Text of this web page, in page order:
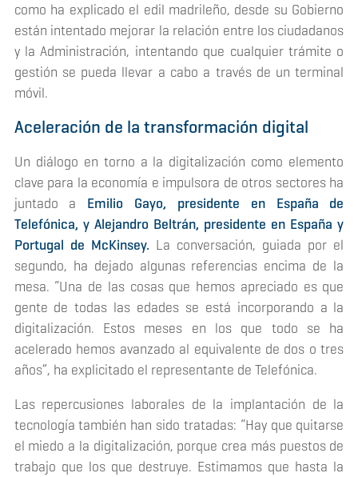
como ha explicado el edil madrileño, desde su Gobierno
están intentado mejorar la relación entre los ciudadanos
y la Administración, intentando que cualquier trámite o
gestión se pueda llevar a cabo a través de un terminal
móvil.
Aceleración de la transformación digital
Un diálogo en torno a la digitalización como elemento
clave para la economía e impulsora de otros sectores ha
juntado a Emilio Gayo, presidente en España de
Telefónica, y Alejandro Beltrán, presidente en España y
Portugal de McKinsey. La conversación, guiada por el
segundo, ha dejado algunas referencias encima de la
mesa. “Una de las cosas que hemos apreciado es que
gente de todas las edades se está incorporando a la
digitalización. Estos meses en los que todo se ha
acelerado hemos avanzado al equivalente de dos o tres
años”, ha explicitado el representante de Telefónica.
Las repercusiones laborales de la implantación de la
tecnología también han sido tratadas: “Hay que quitarse
el miedo a la digitalización, porque crea más puestos de
trabajo que los que destruye. Estimamos que hasta la